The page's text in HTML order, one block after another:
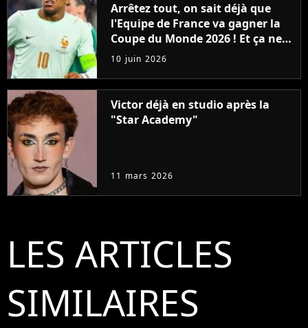
Arrêtez tout, on sait déjà que
l'Equipe de France va gagner la
Coupe du Monde 2026 ! Et ça ne
sera pas grâce à Mbappé, ni
Dembélé
10 juin 2026
Victor déjà en studio après la
"Star Academy"
11 mars 2026
LES ARTICLES
SIMILAIRES